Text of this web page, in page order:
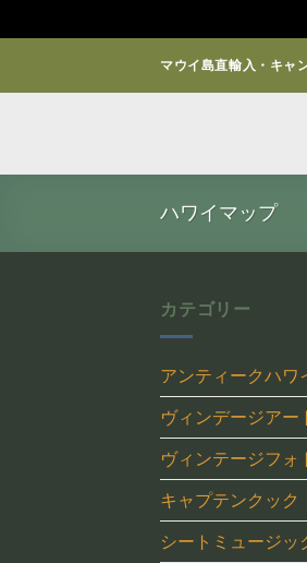
マウイ島直輸入・キャ
ハワイマップ
カテゴリー
アンティークハワ
ヴィンデージアー
ヴィンテージフォ
キャプテンクック
シートミュージッ